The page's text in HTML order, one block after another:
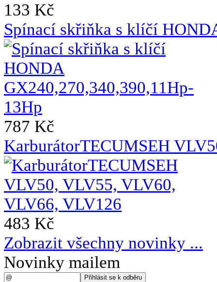
133 Kč
Spínací skřiňka s klíčí
787 Kč
KarburátorTECUMSEH
483 Kč
Zobrazit všechny novinky ...
Novinky mailem